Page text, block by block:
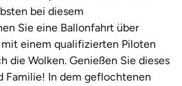
bei diesem
Sie eine Ballonfahrt über
einem qualifizierten Piloten
die Wolken. Genießen Sie dieses
Familie! In dem geflochtenen